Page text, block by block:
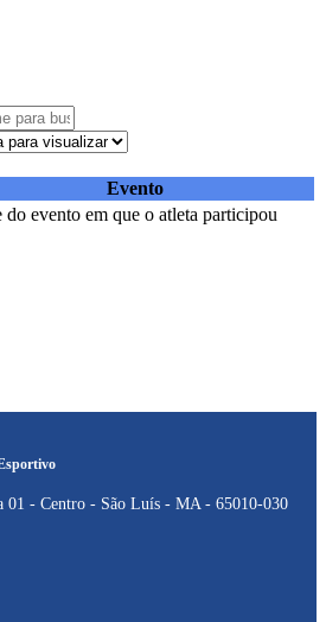
Evento
do evento em que o atleta participou
01 - Centro - São Luís - MA - 65010-030